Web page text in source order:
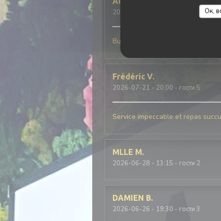
Ок,
2026-07-25
Buonissimo
Frédéric V
2026-07-21 - 20:00 - гости 5
Service impeccable et repas
MLLE M
2026-06-28 - 13:15 - гости 2
DAMIEN B
2026-06-26 - 19:30 - гости 3